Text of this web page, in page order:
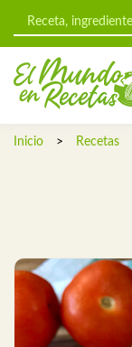
Inicio > Recetas